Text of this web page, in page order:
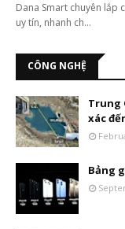
Dana Smart chuyên lắp
uy tín, nhanh ch…
CÔNG NGHỆ
Trung
xác
Bảng